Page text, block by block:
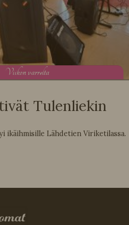
Viikon varrelta
Tulenliekin
ikäihmisille Lähdetien Viriketilassa.